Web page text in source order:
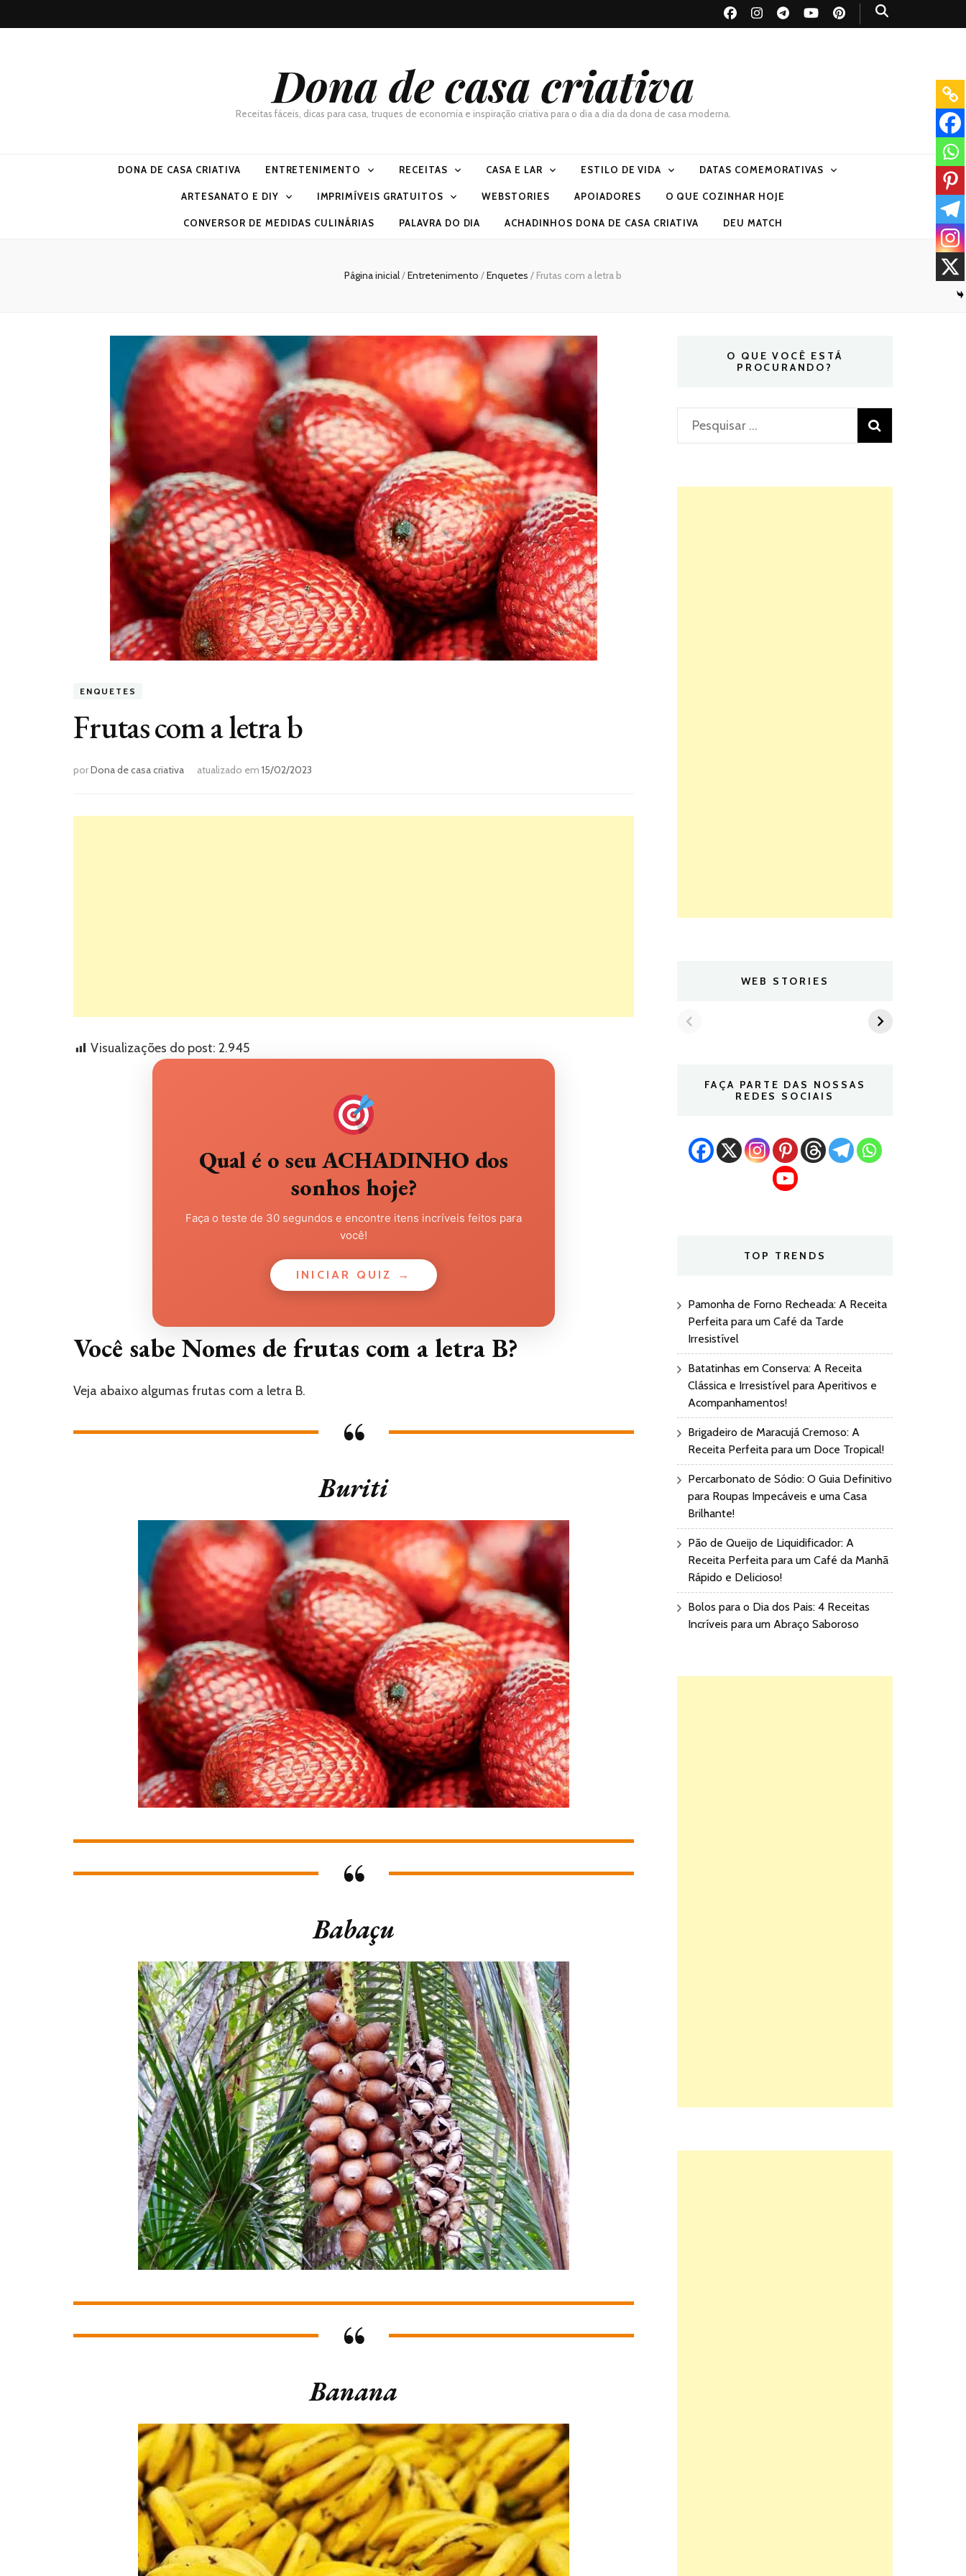
Dona de casa criativa
Receitas fáceis, dicas para casa, truques de economia e inspiração criativa para o dia a dia da dona de casa moderna.
DONA DE CASA CRIATIVA ENTRETENIMENTO RECEITAS CASA E LAR ESTILO DE VIDA DATAS COMEMORATIVAS
ARTESANATO E DIY IMPRIMÍVEIS GRATUITOS WEBSTORIES APOIADORES O QUE COZINHAR HOJE
CONVERSOR DE MEDIDAS CULINÁRIAS PALAVRA DO DIA ACHADINHOS DONA DE CASA CRIATIVA DEU MATCH
Página inicial/Entretenimento /Enquetes / Frutas com a letra b
ENQUETES
Frutas com a letra b
porDona de casa criativa atualizado em 15/02/2023
Visualizações do post: 2.945
Qual é o seu ACHADINHO dos
sonhos hoje?
Faça o teste de 30 segundos e encontre itens incríveis feitos para
você!
INICIAR QUIZ →
Você sabe Nomes de frutas com a letra B?
Veja abaixo algumas frutas com a letra B.
Buriti
Babaçu
Banana
O QUE VOCÊ ESTÁ
PROCURANDO?
Pesquisar
por:
WEB STORIES
FAÇA PARTE DAS NOSSAS
REDES SOCIAIS
TOP TRENDS
Pamonha de Forno Recheada: A Receita
Perfeita para um Café da Tarde
Irresistível
Batatinhas em Conserva: A Receita
Clássica e Irresistível para Aperitivos e
Acompanhamentos!
Brigadeiro de Maracujá Cremoso: A
Receita Perfeita para um Doce Tropical!
Percarbonato de Sódio: O Guia Definitivo
para Roupas Impecáveis e uma Casa
Brilhante!
Pão de Queijo de Liquidificador: A
Receita Perfeita para um Café da Manhã
Rápido e Delicioso!
Bolos para o Dia dos Pais: 4 Receitas
Incríveis para um Abraço Saboroso